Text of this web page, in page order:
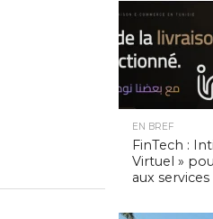
EN BREF
FinTech :
Virtuel »
aux